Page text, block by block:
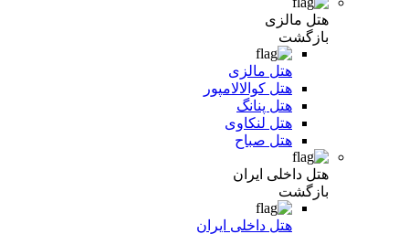
هتل مالزی
بازگشت
هتل مالزی
هتل کوالالامپور
هتل پنانگ
هتل لنکاوی
هتل صباح
هتل داخلی ایران
بازگشت
هتل داخلی ایران